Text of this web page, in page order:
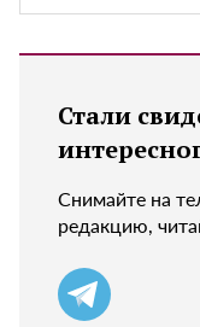
Стали
Снимайте на
редакцию,